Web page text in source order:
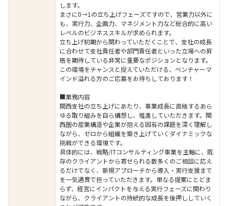
します。
まさに0→1の立ち上げフェーズですので、営業力以外に
も、実行力、企画力、マネジメント力など総合的に高い
レベルのビジネススキルが求められます。
立ち上げ初期から関わっていただくことで、支社の成長
に合わせて支社責任者や部門責任者といった立場への昇
格を期待している非常に重要なポジションとなります。
この環境をチャンスと捉えていただける、ベンチャーマ
インド溢れる方のご応募をお待ちしております！
■業務内容
関西支社の立ち上げにあたり、事業成長に直結するあら
ゆる取り組みを自ら構想し、推進していただきます。関
西圏の産業構造や企業が抱える固有の課題を深く理解し
ながら、ゼロから組織を築き上げていくダイナミックな
挑戦ができる環境です。
具体的には、戦略/ITコンサルティング事業を主軸に、既
存のクライアントから寄せられる数多くのご相談に応え
るだけでなく、新規アプローチから導入・実行支援まで
を一気通貫で担っていただきます。単なる提案にとどま
らず、経営にインパクトを与える実行フェーズに関わり
ながら、クライアントの持続的な成長を後押ししていく